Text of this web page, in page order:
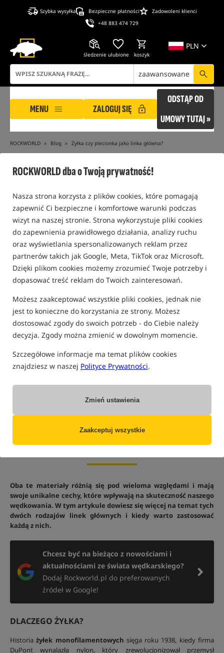
ROCKWORLD dba o Twoją prywatność!
Nasza strona korzysta z plików cookies, które pomagają
zapewnić Ci bezpieczne i komfortowe warunki podczas
wizyt na naszej stronie. Strona wykorzystuje pliki cookies
do zapewnienia prawidłowego działania, analizy ruchu
oraz wyświetlania spersonalizowanych reklam przez
partnerów takich jak Google, Meta, TikTok oraz Microsoft.
Dzięki plikom cookies możemy zrozumieć Twoje potrzeby i
dopasować treść reklam do Twoich zainteresowań.
Możesz zaakceptować wszystkie pliki cookies, jednak nie
jest to konieczne do korzystania ze strony. Możesz
dostosować zgody do swoich potrzeb - do Ciebie należy
decyzja. Zgody można zmienić w dowolnym momencie.
Szczegółowe informacje ma temat plików cookies
znajdziesz w naszej Polityce Prywatności.
Zmień ustawienia
Zaakceptuj wszystkie
Szybka wysyłka Bezpieczne płatności
Zadowoleni klienci
+48 883 474 729
PLN
śledzenie ulubione koszyk
zaawansowane
MENU ZALOGUJ SIĘ
ODSTĄP OD
UMOWY TUTAJ »
ROCKWORLD Blog Żyłka czy plecionka jako linka główna?
BLOG
Poradniki i wiedza karpiowa
Zestawy końcowe, żyłki, przypony i PVA
Żyłka czy plecionka jako linka główna?
Oba te materiały różnią się pod wieloma względami i mają
swoje unikalne cechy, które wpływają na skuteczność naszego
wędkowania. W tym artykule dowiesz się więcej na temat tych
dwóch rodzajów linek głównych i kiedy warto zastosować
każdą z nich.
Chcesz być na bieżąco z nowościami i
aktualnościami ze świata wędkarskiego?
Dodaj Rockworld.pl do preferowanych
źródeł w Google!
DLACZEGO ŻYŁKA?
Historiażyłek monofilamentowych sięga roku 1938, kiedy firma
DuPont wynalazła nylon, który zrewolucjonizował przemysł